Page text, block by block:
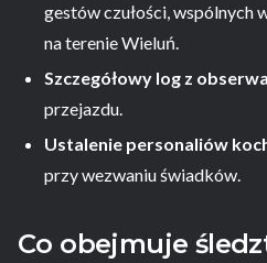
gestów czułości, wspólnych
na terenie Wieluń.
Szczegółowy log z
przejazdu.
Ustalenie personaliów
przy wezwaniu świadków.
Co obejmuje